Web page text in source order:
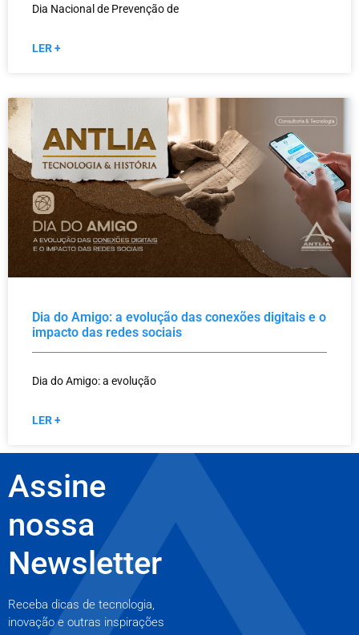
Dia Nacional de Prevenção de
LER +
Dia do Amigo: a evolução das conexões digitais e o
impacto das redes sociais
Dia do Amigo: a evolução
LER +
Assine
nossa
Newsletter
Receba dicas de tecnologia,
inovação e outras inspirações